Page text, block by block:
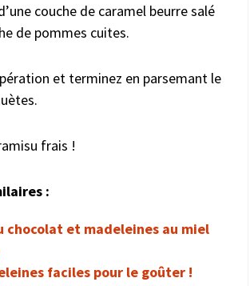
couche de caramel beurre salé
de pommes cuites.
et terminez en parsemant le
frais !
:
chocolat et madeleines au miel
faciles pour le goûter !